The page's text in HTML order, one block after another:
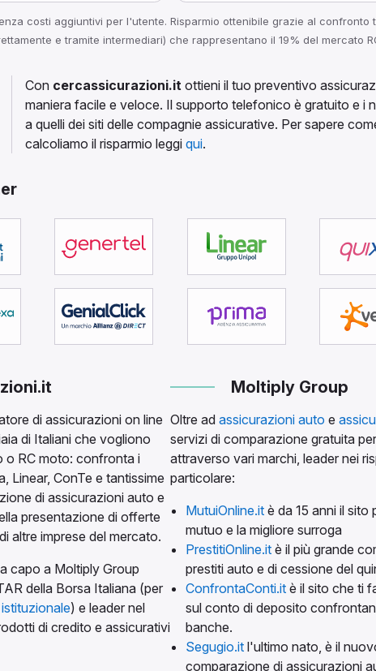
costi aggiuntivi per l'utente. Risparmio ottenibile grazie al confronto
e tramite intermediari) che rappresentano il 19% del mercato
Con cercassicurazioni.it ottieni il tuo preventivo
maniera facile e veloce. Il supporto telefonico è gratuito e i
a quelli dei siti delle compagnie assicurative. Per sapere
calcoliamo il risparmio leggi qui.
di assicurazioni on line
di Italiani che vogliono
o RC moto: confronta i
Linear, ConTe e tantissime
di assicurazioni auto e
presentazione di offerte
altre imprese del mercato.
capo a Moltiply Group
della Borsa Italiana (per
) e leader nel
di credito e assicurativi
Moltiply Group
Oltre ad assicurazioni auto e
servizi di comparazione gratuita
attraverso vari marchi, leader nei
particolare:
MutuiOnline.it è da 15 anni il sito
mutuo e la migliore surroga
PrestitiOnline.it è il più grande
prestiti auto e di cessione del
ConfrontaConti.it è il sito che ti
sul conto di deposito
banche.
Segugio.it l'ultimo nato, è il
comparazione di assicurazioni